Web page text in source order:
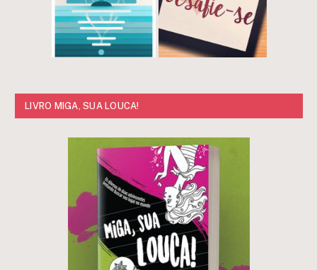
LIVRO MIGA, SUA LOUCA!